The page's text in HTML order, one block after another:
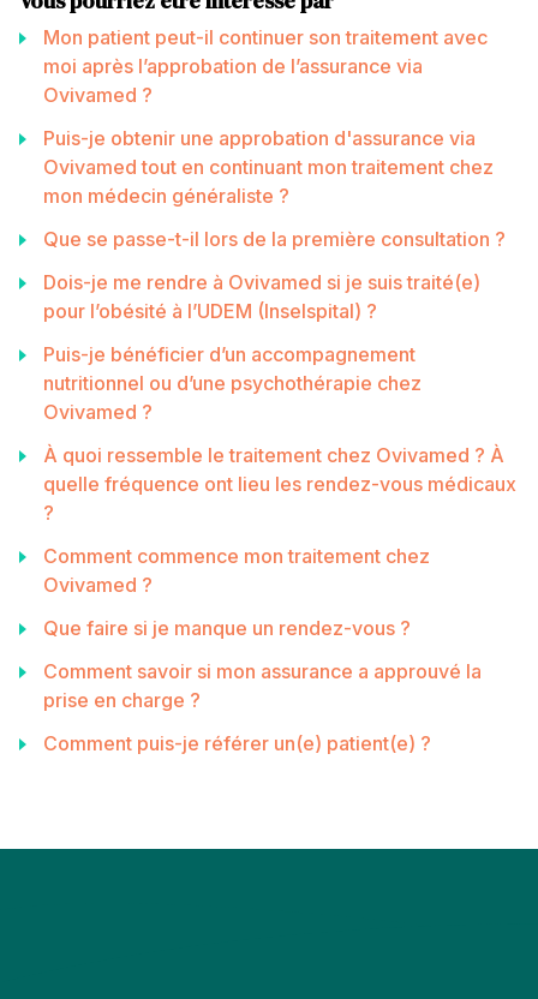
Mon patient peut-il continuer son traitement avec
moi après l’approbation de l’assurance via
Ovivamed ?
Puis-je obtenir une approbation d'assurance via
Ovivamed tout en continuant mon traitement chez
mon médecin généraliste ?
Que se passe-t-il lors de la première consultation ?
Dois-je me rendre à Ovivamed si je suis traité(e)
pour l’obésité à l’UDEM (Inselspital) ?
Puis-je bénéficier d’un accompagnement
nutritionnel ou d’une psychothérapie chez
Ovivamed ?
À quoi ressemble le traitement chez Ovivamed ? À
quelle fréquence ont lieu les rendez-vous médicaux
?
Comment commence mon traitement chez
Ovivamed ?
Que faire si je manque un rendez-vous ?
Comment savoir si mon assurance a approuvé la
prise en charge ?
Comment puis-je référer un(e) patient(e) ?